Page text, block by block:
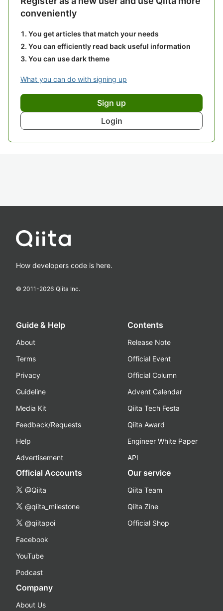
conveniently
You get articles that match your needs
You can efficiently read back useful information
You can use dark theme
What you can do with signing up
Sign up
Login
How developers code is here.
© 2011-2026 Qiita Inc.
Guide & Help
About
Terms
Privacy
Guideline
Media Kit
Feedback/Requests
Help
Advertisement
Contents
Release Note
Official Event
Official Column
Advent Calendar
Qiita Tech Festa
Qiita Award
Engineer White Paper
API
Official Accounts
@Qiita
@qiita_milestone
@qiitapoi
Facebook
YouTube
Podcast
Our service
Qiita Team
Qiita Zine
Official Shop
Company
About Us